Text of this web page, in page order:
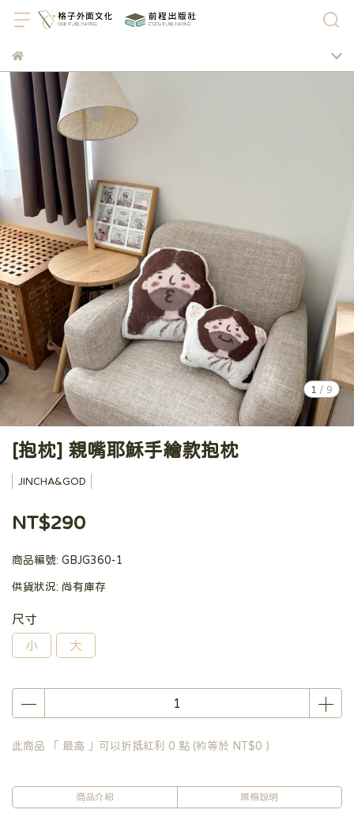
1 / 9
[抱枕] 親嘴耶穌手繪款抱枕
JINCHA&GOD
NT$290
商品編號: GBJG360-1
供貨狀況: 尚有庫存
尺寸
小
大
此商品 「 最高 」可以折抵紅利 0 點 (約等於 NT$0 )
商品介紹 規格說明